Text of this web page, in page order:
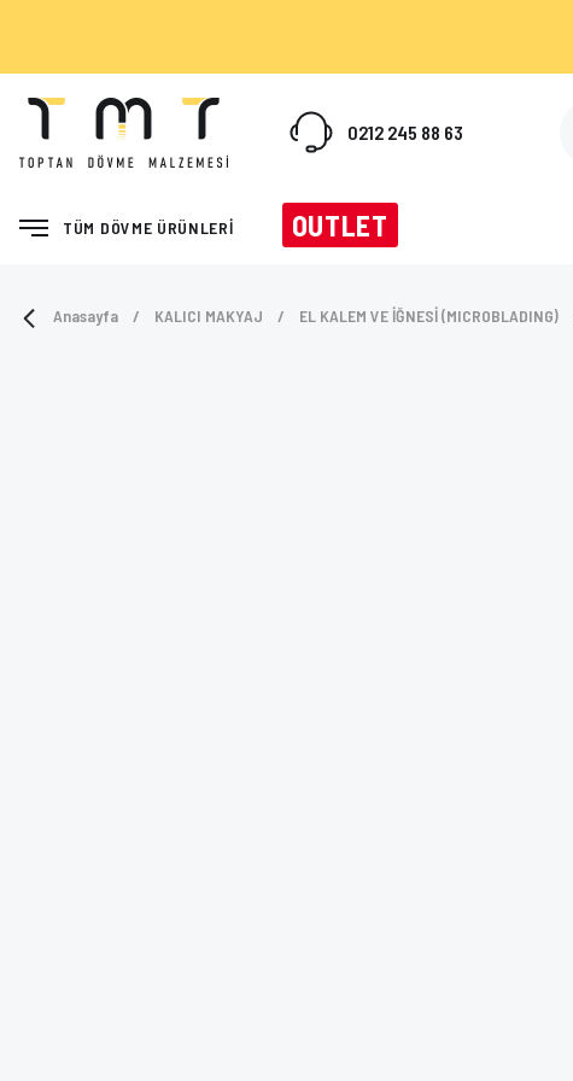
0212 245 88 63
TÜM DÖVME ÜRÜNLERİ OUTLET
Anasayfa KALICI MAKYAJ EL KALEM VE İĞNESİ (MICROBLADING)